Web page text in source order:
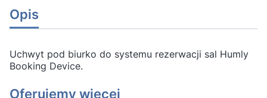
Opis
Uchwyt pod biurko do systemu rezerwacji sal Humly
Booking Device.
Oferujemy więcej